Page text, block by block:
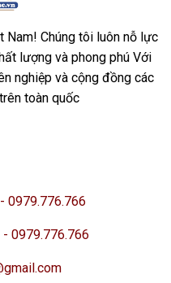
Nam! Chúng tôi luôn nỗ lực
lượng và phong phú Với
nghiệp và cộng đồng các
toàn quốc
0979.776.766
0979.776.766